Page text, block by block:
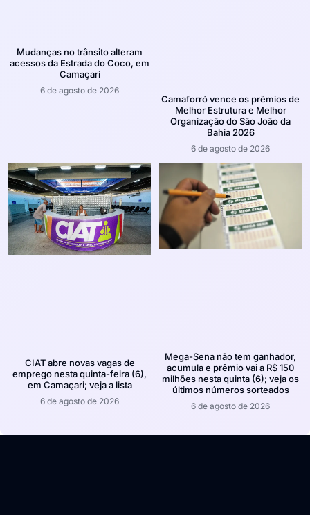
Mudanças no trânsito alteram
acessos da Estrada do Coco, em
Camaçari
6 de agosto de 2026
Camaforró vence os prêmios de
Melhor Estrutura e Melhor
Organização do São João da
Bahia 2026
6 de agosto de 2026
CIAT abre novas vagas de
emprego nesta quinta-feira (6),
em Camaçari; veja a lista
6 de agosto de 2026
Mega-Sena não tem ganhador,
acumula e prêmio vai a R$ 150
milhões nesta quinta (6); veja os
últimos números sorteados
6 de agosto de 2026